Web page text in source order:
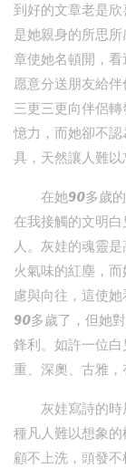
到好的文章老是
是她親身的所思
章使她名頓開，
愿意分送朋友給
三更三更向伴侶
憶力，而她卻不
具，天然讓人難以
在她90多歲
在我接觸的文明
人。灰娃的魂靈
火氣味的紅塵，
慮與向往，這使
90多歲了，但她
鋒利。如許一位
重、深奧、古雅
灰娃寫詩的
種凡人難以想象
顧不上洗，頭發